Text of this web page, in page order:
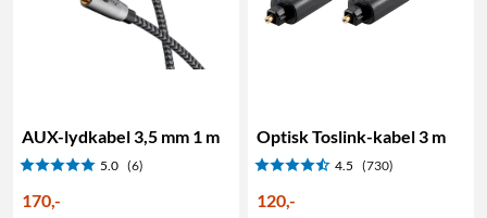
AUX-lydkabel 3,5 mm 1 m
5.0 (6)
170,-
Optisk Toslink-kabel 3 m
4.5 (730)
120,-